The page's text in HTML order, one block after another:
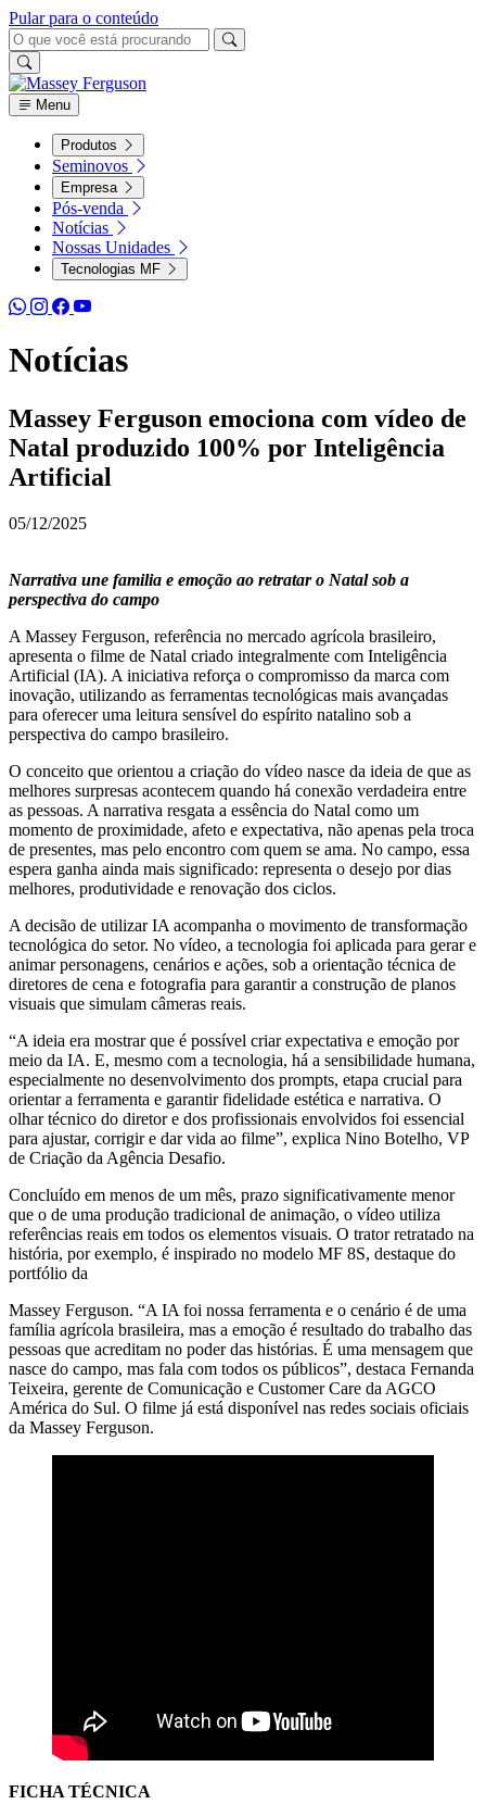
Pular para o conteúdo
Menu
Produtos
Seminovos
Empresa
Pós-venda
Notícias
Nossas Unidades
Tecnologias MF
Notícias
Massey Ferguson emociona com vídeo de
Natal produzido 100% por Inteligência
Artificial
05/12/2025
Narrativa une familia e emoção ao retratar o Natal sob a
perspectiva do campo
A Massey Ferguson, referência no mercado agrícola brasileiro,
apresenta o filme de Natal criado integralmente com Inteligência
Artificial (IA). A iniciativa reforça o compromisso da marca com
inovação, utilizando as ferramentas tecnológicas mais avançadas
para oferecer uma leitura sensível do espírito natalino sob a
perspectiva do campo brasileiro.
O conceito que orientou a criação do vídeo nasce da ideia de que as
melhores surpresas acontecem quando há conexão verdadeira entre
as pessoas. A narrativa resgata a essência do Natal como um
momento de proximidade, afeto e expectativa, não apenas pela troca
de presentes, mas pelo encontro com quem se ama. No campo, essa
espera ganha ainda mais significado: representa o desejo por dias
melhores, produtividade e renovação dos ciclos.
A decisão de utilizar IA acompanha o movimento de transformação
tecnológica do setor. No vídeo, a tecnologia foi aplicada para gerar e
animar personagens, cenários e ações, sob a orientação técnica de
diretores de cena e fotografia para garantir a construção de planos
visuais que simulam câmeras reais.
“A ideia era mostrar que é possível criar expectativa e emoção por
meio da IA. E, mesmo com a tecnologia, há a sensibilidade humana,
especialmente no desenvolvimento dos prompts, etapa crucial para
orientar a ferramenta e garantir fidelidade estética e narrativa. O
olhar técnico do diretor e dos profissionais envolvidos foi essencial
para ajustar, corrigir e dar vida ao filme”, explica Nino Botelho, VP
de Criação da Agência Desafio.
Concluído em menos de um mês, prazo significativamente menor
que o de uma produção tradicional de animação, o vídeo utiliza
referências reais em todos os elementos visuais. O trator retratado na
história, por exemplo, é inspirado no modelo MF 8S, destaque do
portfólio da
Massey Ferguson. “A IA foi nossa ferramenta e o cenário é de uma
família agrícola brasileira, mas a emoção é resultado do trabalho das
pessoas que acreditam no poder das histórias. É uma mensagem que
nasce do campo, mas fala com todos os públicos”, destaca Fernanda
Teixeira, gerente de Comunicação e Customer Care da AGCO
América do Sul. O filme já está disponível nas redes sociais oficiais
da Massey Ferguson.
FICHA TÉCNICA